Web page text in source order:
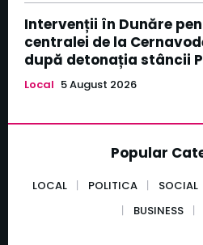
Intervenții în Dunăre
centralei de la
după detonația stâncii
Local 5 August 2026
Popular
LOCAL POLITICA SOCIAL
BUSINESS